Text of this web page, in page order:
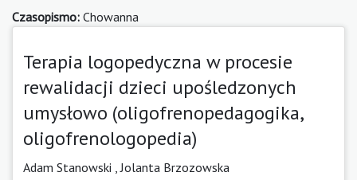
Czasopismo: Chowanna
Terapia logopedyczna w procesie
rewalidacji dzieci upośledzonych
umysłowo (oligofrenopedagogika,
oligofrenologopedia)
Adam Stanowski ,Jolanta Brzozowska